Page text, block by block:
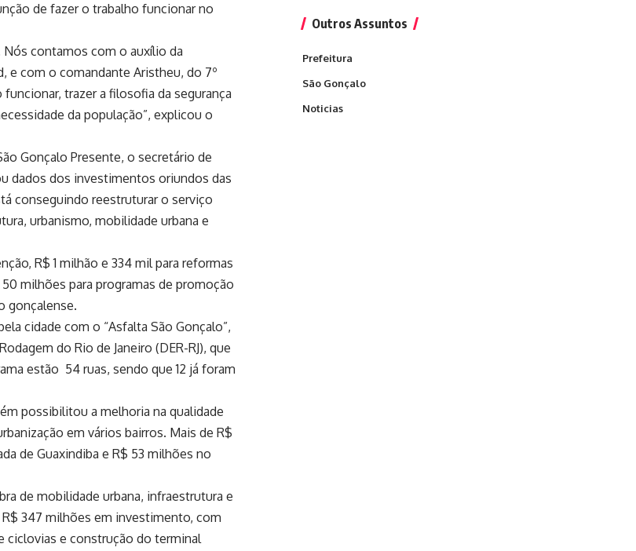
de fazer o trabalho funcionar no
contamos com o auxílio da
e com o comandante Aristheu, do 7º
trazer a filosofia da segurança
da população”, explicou o
Gonçalo Presente, o secretário de
dados dos investimentos oriundos das
conseguindo reestruturar o serviço
urbanismo, mobilidade urbana e
R$ 1 milhão e 334 mil para reformas
milhões para programas de promoção
gonçalense.
cidade com o “Asfalta São Gonçalo”,
do Rio de Janeiro (DER-RJ), que
estão 54 ruas, sendo que 12 já foram
possibilitou a melhoria na qualidade
em vários bairros. Mais de R$
de Guaxindiba e R$ 53 milhões no
de mobilidade urbana, infraestrutura e
347 milhões em investimento, com
ciclovias e construção do terminal
Outros Assuntos
Prefeitura
São Gonçalo
Noticias